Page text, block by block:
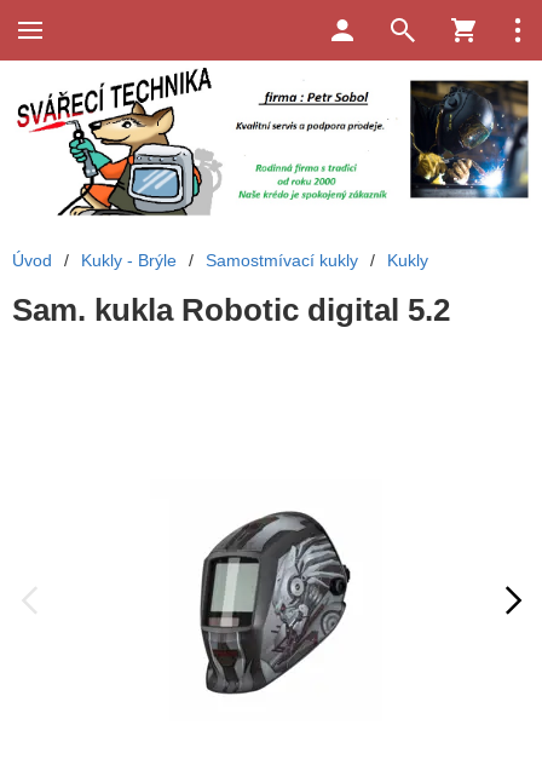
Úvod / Kukly - Brýle / Samostmívací kukly / Kukly
Sam. kukla Robotic digital 5.2